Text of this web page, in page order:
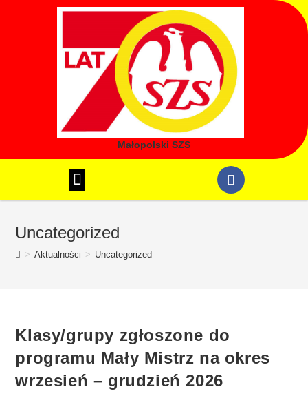
Małopolski SZS
Uncategorized
> Aktualności > Uncategorized
Klasy/grupy zgłoszone do
programu Mały Mistrz na okres
wrzesień – grudzień 2026